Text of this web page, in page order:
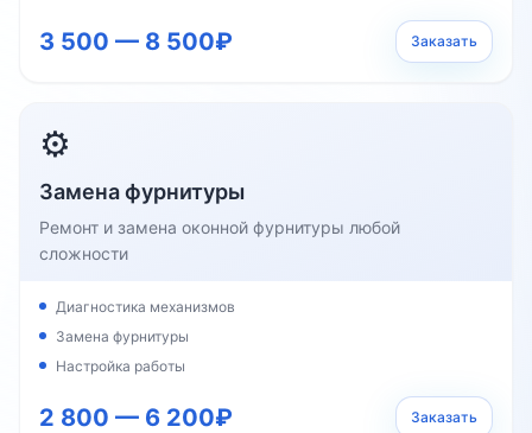
3 500 — 8 500₽ Заказать
⚙️
Замена фурнитуры
Ремонт и замена оконной фурнитуры любой
сложности
Диагностика механизмов
Замена фурнитуры
Настройка работы
2 800 — 6 200₽ Заказать